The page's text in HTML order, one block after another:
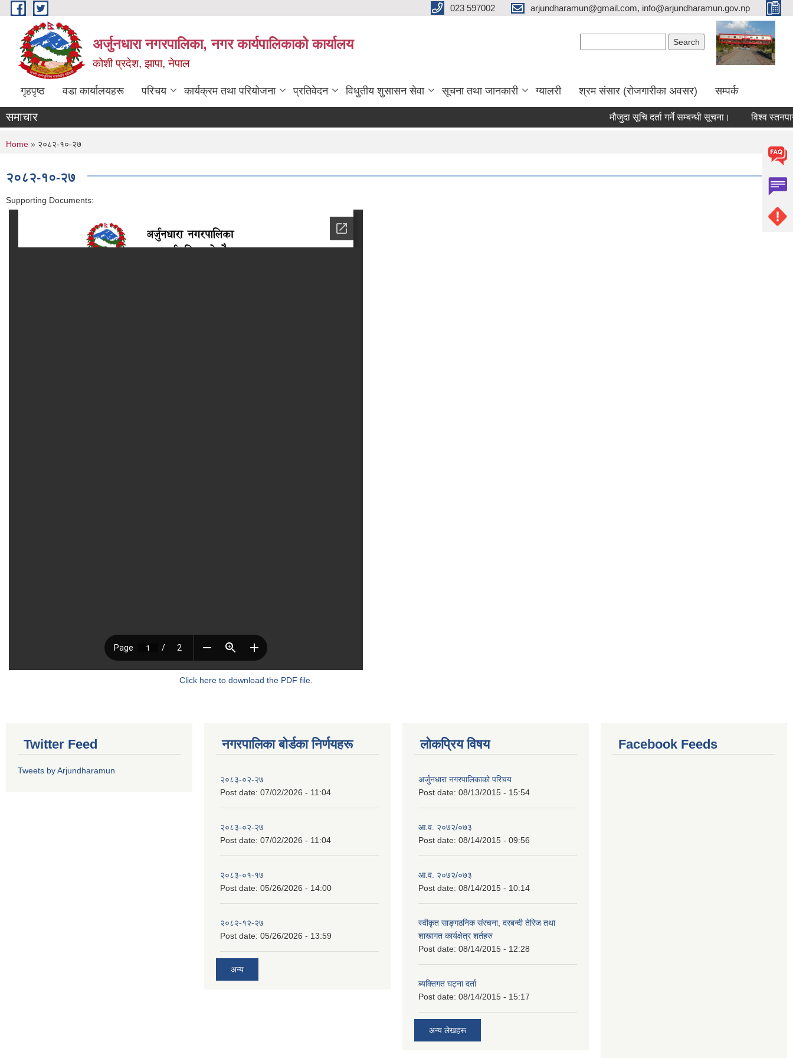
Skip to main content 023 597002 arjundharamun@gmail.com, info@arjundharamun.gov.np
अर्जुनधारा नगरपालिका, नगर कार्यपालिकाको कार्यालय
कोशी प्रदेश, झापा, नेपाल
गृहपृष्ठ वडा कार्यालयहरू परिचय कार्यक्रम तथा परियोजना प्रतिवेदन विधुतीय शुसासन सेवा सूचना तथा जानकारी ग्यालरी श्रम संसार (रोजगारीका अवसर) सम्पर्क
समाचार मौजुदा सूचि दर्ता गर्ने सम्बन्धी सूचना। विश्व स्तनपान
You are here
Home » २०८२-१०-२७
२०८२-१०-२७
Supporting Documents:
Click here to download the PDF file.
Twitter Feed
Tweets by Arjundharamun
नगरपालिका बाेर्डका निर्णयहरू
२०८३-०२-२७
Post date: 07/02/2026 - 11:04
२०८३-०२-२७
Post date: 07/02/2026 - 11:04
२०८३-०१-१७
Post date: 05/26/2026 - 14:00
२०८२-१२-२७
Post date: 05/26/2026 - 13:59
अन्य
लोकप्रिय विषय
अर्जुनधारा नगरपालिकाको परिचय
Post date: 08/13/2015 - 15:54
आ.व. २०७२/०७३
Post date: 08/14/2015 - 09:56
आ.व. २०७२/०७३
Post date: 08/14/2015 - 10:14
स्वीकृत साङ्गठनिक संरचना, दरबन्दी तेरिज तथा
शाखागत कार्यक्षेत्र शर्तहरु
Post date: 08/14/2015 - 12:28
ब्यक्तिगत घट्ना दर्ता
Post date: 08/14/2015 - 15:17
अन्य लेखहरू
Facebook Feeds